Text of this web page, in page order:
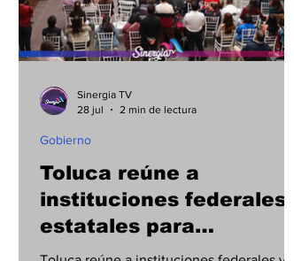
Toluca reúne a
instituciones federales y
estatales para
fortalecer la estrategia
Gobierno
Sinergia TV
28 jul
2 min de lectura